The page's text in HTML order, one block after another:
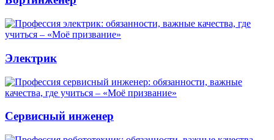
Электрик
Сервисный инженер